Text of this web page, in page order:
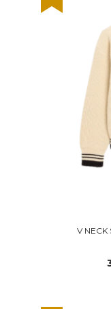
V NECK